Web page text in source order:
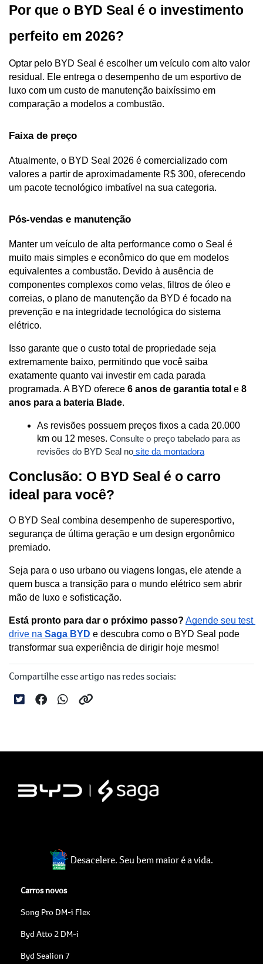
Por que o BYD Seal é o investimento
perfeito em 2026?
Optar pelo BYD Seal é escolher um veículo com alto valor
residual. Ele entrega o desempenho de um esportivo de
luxo com um custo de manutenção baixíssimo em
comparação a modelos a combustão.
Faixa de preço
Atualmente, o BYD Seal 2026 é comercializado com
valores a partir de aproximadamente R$ 300, oferecendo
um pacote tecnológico imbatível na sua categoria.
Pós-vendas e manutenção
Manter um veículo de alta performance como o Seal é
muito mais simples e econômico do que em modelos
equivalentes a combustão. Devido à ausência de
componentes complexos como velas, filtros de óleo e
correias, o plano de manutenção da BYD é focado na
prevenção e na integridade tecnológica do sistema
elétrico.
Isso garante que o custo total de propriedade seja
extremamente baixo, permitindo que você saiba
exatamente quanto vai investir em cada parada
programada. A BYD oferece 6 anos de garantia total e 8
anos para a bateria Blade.
As revisões possuem preços fixos a cada 20.000
km ou 12 meses. Consulte o preço tabelado para as
revisões do BYD Seal no site da montadora
Conclusão: O BYD Seal é o carro
ideal para você?
O BYD Seal combina desempenho de superesportivo,
segurança de última geração e um design ergonômico
premiado.
Seja para o uso urbano ou viagens longas, ele atende a
quem busca a transição para o mundo elétrico sem abrir
mão de luxo e sofisticação.
Está pronto para dar o próximo passo? Agende seu test
drive na Saga BYD e descubra como o BYD Seal pode
transformar sua experiência de dirigir hoje mesmo!
Compartilhe esse artigo nas redes sociais:
Desacelere. Seu bem maior é a vida.
Carros novos
Song Pro DM-i Flex
Byd Atto 2 DM-i
Byd Sealion 7